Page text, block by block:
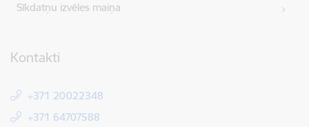
Sīkdatņu izvēles maiņa
Kontakti
+371 20022348
+371 64707588